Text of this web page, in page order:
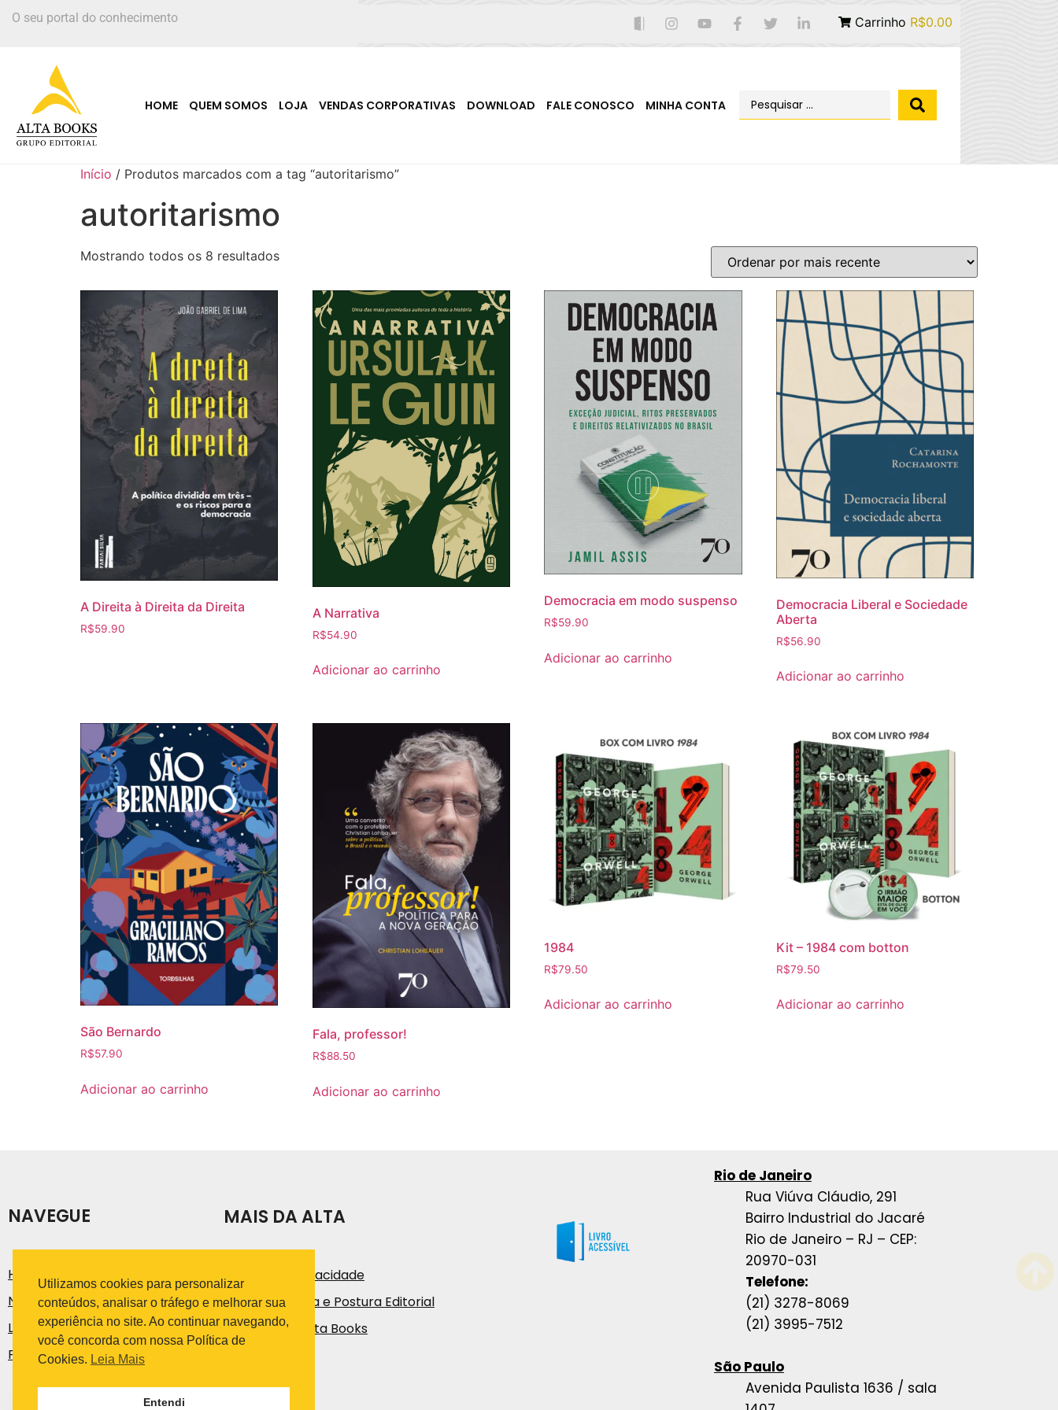
O seu portal do conhecimento Carrinho R$0.00
HOME QUEM SOMOS LOJA VENDAS CORPORATIVAS DOWNLOAD FALE CONOSCO MINHA CONTA
Início / Produtos marcados com a tag “autoritarismo”
autoritarismo
Mostrando todos os 8 resultados
A Direita à Direita da Direita
R$59.90
A Narrativa
R$54.90
Adicionar ao carrinho
Democracia em modo suspenso
R$59.90
Adicionar ao carrinho
Democracia Liberal e Sociedade
Aberta
R$56.90
Adicionar ao carrinho
São Bernardo
R$57.90
Adicionar ao carrinho
Fala, professor!
R$88.50
Adicionar ao carrinho
1984
R$79.50
Adicionar ao carrinho
Kit – 1984 com botton
R$79.50
Adicionar ao carrinho
NAVEGUE
História
Notícias e Artigos
Loja
Fale Conosco
MAIS DA ALTA
Política de Privacidade
Código de Ética e Postura Editorial
Trabalhe na Alta Books
Rio de Janeiro
Rua Viúva Cláudio, 291
Bairro Industrial do Jacaré
Rio de Janeiro – RJ – CEP:
20970-031
Telefone:
(21) 3278-8069
(21) 3995-7512
São Paulo
Avenida Paulista 1636 / sala
Utilizamos cookies para personalizar
conteúdos, analisar o tráfego e melhorar sua
experiência no site. Ao continuar navegando,
você concorda com nossa Política de
Cookies. Leia Mais
Entendi